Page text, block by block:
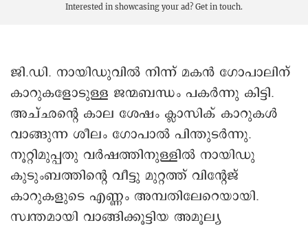
Interested in showcasing your ad? Get in touch.
ജി.ഡി. നായിഡുവിൽ നിന്ന് മകൻ ഗോപാലിന്
കാറുകളോടുള്ള ജന്മബന്ധം പകർ‌ന്നു കിട്ടി.
അച്ഛന്റെ കാല ശേഷം ക്ലാസിക് കാറുകൾ
വാങ്ങുന്ന ശീലം ഗോപാൽ പിന്തുടർന്നു.
നൂറ്റിമുപ്പതു വർഷത്തിനുള്ളിൽ നായിഡു
കുടുംബത്തിന്റെ വീട്ടു മുറ്റത്ത് വിന്റേജ്
കാറുകളുടെ എണ്ണം അമ്പതിലേറെയായി.
സ്വന്തമായി വാങ്ങിക്കൂട്ടിയ അമൂല്യ